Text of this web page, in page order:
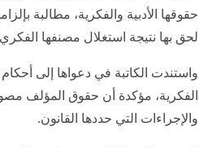
حقوقها الأدبية والفكرية، مطالبة
لحق بها نتيجة استغلال مصنفها
واستندت الكاتبة في دعواها إلى
الفكرية، مؤكدة أن حقوق المؤلف
والإجراءات التي حددها القانون.